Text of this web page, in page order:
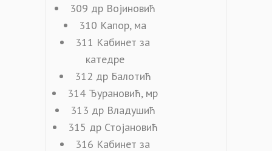
309 др Војиновић
310 Капор, ма
311 Кабинет за
катедре
312 др Балотић
314 Ђурановић, мр
313 др Владушић
315 др Стојановић
316 Кабинет за